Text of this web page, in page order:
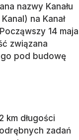
nazwy Kanału
na Kanał
14 maja
związana
pod budowę
km długości
zadań